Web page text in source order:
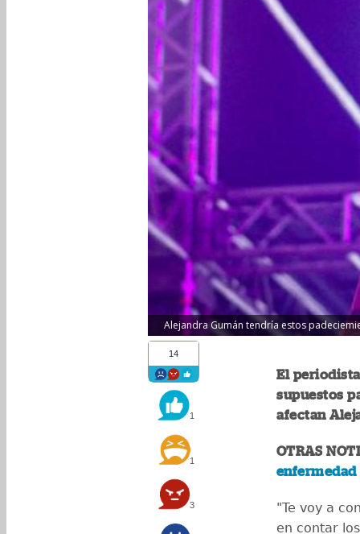
Alejandra Gumán tendría estos
14
1
1
3
El
supuestos
afectan
OTRAS
"Te voy a
en contar